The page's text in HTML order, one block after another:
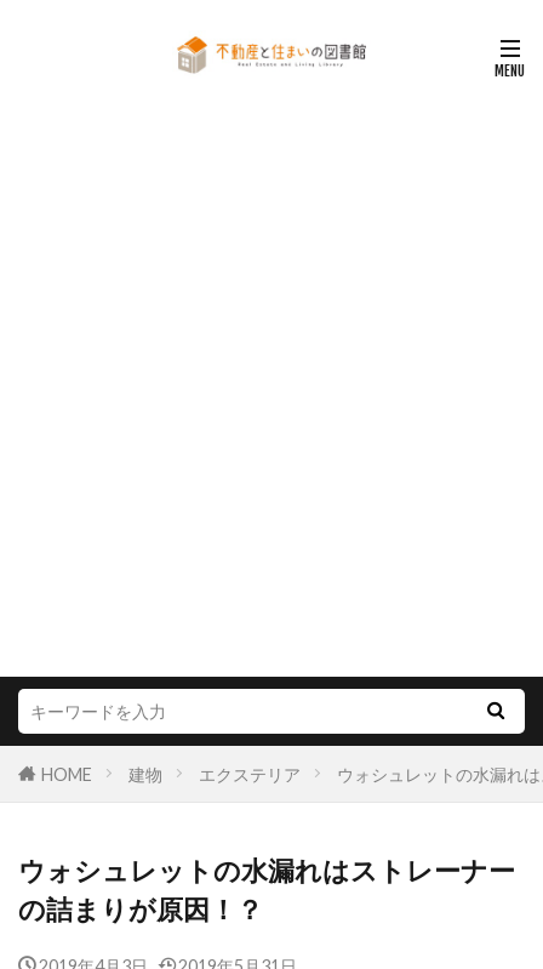
HOME 建物 エクステリア ウォシュレットの水漏れ
ウォシュレットの水漏れはストレーナー
の詰まりが原因！？